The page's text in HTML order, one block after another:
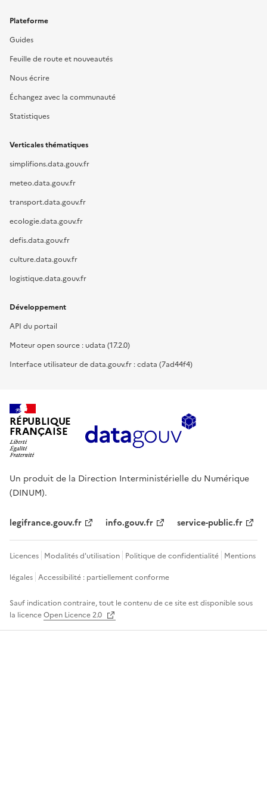
Plateforme
Guides
Feuille de route et nouveautés
Nous écrire
Échangez avec la communauté
Statistiques
Verticales thématiques
simplifions.data.gouv.fr
meteo.data.gouv.fr
transport.data.gouv.fr
ecologie.data.gouv.fr
defis.data.gouv.fr
culture.data.gouv.fr
logistique.data.gouv.fr
Développement
API du portail
Moteur open source : udata (17.2.0)
Interface utilisateur de data.gouv.fr : cdata (7ad44f4)
RÉPUBLIQUE
FRANÇAISE
Un produit de la Direction Interministérielle du Numérique
(DINUM).
legifrance.gouv.fr info.gouv.fr service-public.fr
Licences Modalités d'utilisation Politique de confidentialité Mentions
légales Accessibilité : partiellement conforme
Sauf indication contraire, tout le contenu de ce site est disponible sous
la licenceOpen Licence 2.0